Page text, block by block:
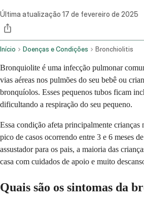
Última atualização 17 de fevereiro de 2025
Início Doenças e Condições Bronchiolitis
Bronquiolite é uma infecção pulmonar
vias aéreas nos pulmões do seu bebê ou
bronquíolos. Esses pequenos tubos ficam
dificultando a respiração do seu pequeno.
Essa condição afeta principalmente crianças
pico de casos ocorrendo entre 3 e 6 meses
assustador para os pais, a maioria das
casa com cuidados de apoio e muito
Quais são os sintomas da